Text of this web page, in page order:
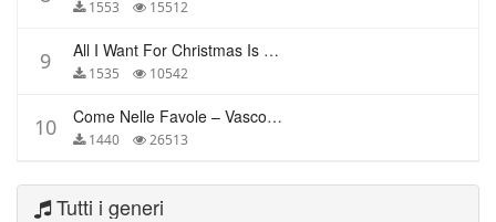
1553 15512
9 All I Want For Christmas Is You – Mariah Carey
1535 10542
10 Come Nelle Favole – Vasco Rossi
1440 26513
Tutti i generi